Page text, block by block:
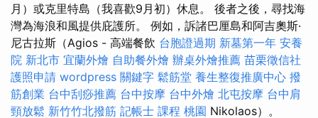
月）或克里特島（我喜歡9月初）休息。 後者之後，尋找海
灣為海浪和風提供庇護所。 例如，訴諸巴厘島和阿吉奧斯·
尼古拉斯（Agios - 高端餐飲 台胞證過期 新墓第一年 安養
院 新北市 宜蘭外燴 自助餐外燴 辦桌外燴推薦 苗栗徵信社
護照申請 wordpress 關鍵字 鬆筋堂 養生整復推廣中心 撥
筋創業 台中刮痧推薦 台中按摩 台中外燴 北屯按摩 台中肩
頸放鬆 新竹竹北撥筋 記帳士 課程 桃園 Nikolaos）。